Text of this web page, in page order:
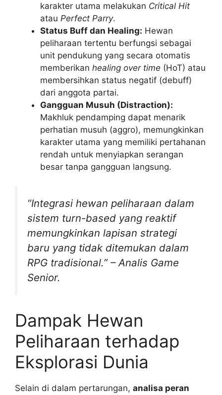
karakter utama melakukan Critical Hit
atau Perfect Parry.
Status Buff dan Healing: Hewan
peliharaan tertentu berfungsi sebagai
unit pendukung yang secara otomatis
memberikan healing over time (HoT) atau
membersihkan status negatif (debuff)
dari anggota partai.
Gangguan Musuh (Distraction):
Makhluk pendamping dapat menarik
perhatian musuh (aggro), memungkinkan
karakter utama yang memiliki pertahanan
rendah untuk menyiapkan serangan
besar tanpa gangguan langsung.
“Integrasi hewan peliharaan dalam
sistem turn-based yang reaktif
memungkinkan lapisan strategi
baru yang tidak ditemukan dalam
RPG tradisional.” – Analis Game
Senior.
Dampak Hewan
Peliharaan terhadap
Eksplorasi Dunia
Selain di dalam pertarungan, analisa peran